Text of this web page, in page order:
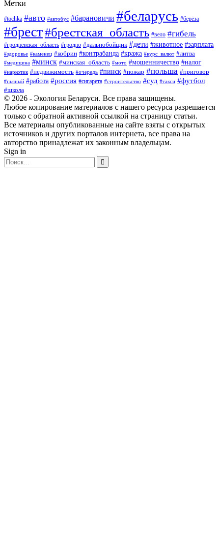
Метки
#tochka #авто #автобус #барановичи #беларусь #берёза
#брест#брестская_область #вело #гибель
#гродненская_область #гродно #дальнобойщик #дети #животное #зарплата
#здоровье #каменец #кобрин #контрабанда #кража #курс_валют #литва
#медицина #минск #минская_область #мото #мошенничество #налог
#наркотик #недвижимость #очередь #пинск #пожар #польша #приговор
#пьяный #работа #россия #сигарета #строительство #суд #такси #футбол
#школа
© 2026 - Экология Беларуси. Все права защищены.
Любое копирование материалов с нашего ресурса разрешается
только с обратной активной ссылкой на страницу статьи.
Все материалы опубликованные на сайте взяты с открытых
источников и других порталов интернета, все права на
авторство принадлежат их законным владельцам.
Sign in